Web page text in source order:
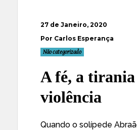
27 de Janeiro, 2020
Por Carlos Esperança
Não categorizado
A fé, a tirania
violência
Quando o solípede